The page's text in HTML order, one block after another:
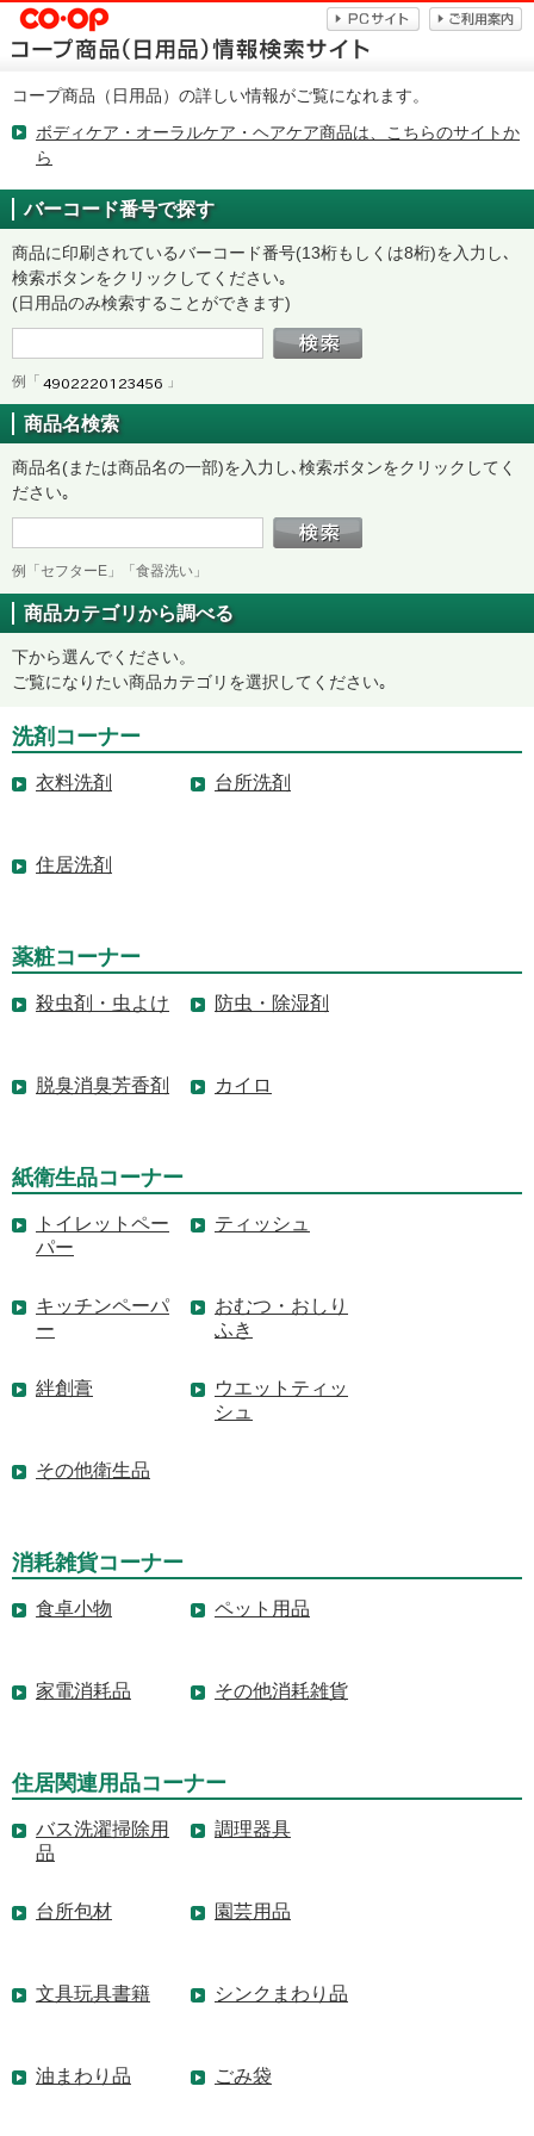
コープ商品（日用品）の詳しい情報がご覧になれます。
ボディケア・オーラルケア・ヘアケア商品は、こちらのサイトか
ら
バーコード番号で探す
商品に印刷されているバーコード番号(13桁もしくは8桁)を入力し､
検索ボタンをクリックしてください｡
(日用品のみ検索することができます)
例「 」
商品名検索
商品名(または商品名の一部)を入力し､検索ボタンをクリックしてく
ださい｡
例「セフターE」「食器洗い」
商品カテゴリから調べる
下から選んでください。
ご覧になりたい商品カテゴリを選択してください｡
洗剤コーナー
衣料洗剤 台所洗剤
住居洗剤
薬粧コーナー
殺虫剤・虫よけ 防虫・除湿剤
脱臭消臭芳香剤 カイロ
紙衛生品コーナー
トイレットペー
パー
ティッシュ
キッチンペーパ
ー
おむつ・おしり
ふき
絆創膏
ウエットティッ
シュ
その他衛生品
消耗雑貨コーナー
食卓小物 ペット用品
家電消耗品 その他消耗雑貨
住居関連用品コーナー
バス洗濯掃除用
品
調理器具
台所包材 園芸用品
文具玩具書籍 シンクまわり品
油まわり品 ごみ袋